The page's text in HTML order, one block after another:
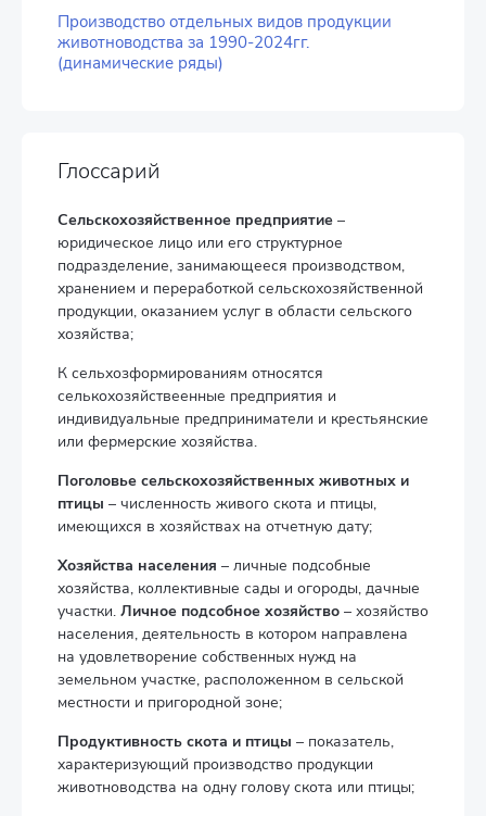
Производство отдельных видов продукции
животноводства за 1990-2024гг.
(динамические ряды)
Глоссарий
Сельскохозяйственное предприятие –
юридическое лицо или его структурное
подразделение, занимающееся производством,
хранением и переработкой сельскохозяйственной
продукции, оказанием услуг в области сельского
хозяйства;
К сельхозформированиям относятся
селькохозяйствеенные предприятия и
индивидуальные предприниматели и крестьянские
или фермерские хозяйства.
Поголовье сельскохозяйственных животных и
птицы – численность живого скота и птицы,
имеющихся в хозяйствах на отчетную дату;
Хозяйства населения – личные подсобные
хозяйства, коллективные сады и огороды, дачные
участки. Личное подсобное хозяйство – хозяйство
населения, деятельность в котором направлена
на удовлетворение собственных нужд на
земельном участке, расположенном в сельской
местности и пригородной зоне;
Продуктивность скота и птицы – показатель,
характеризующий производство продукции
животноводства на одну голову скота или птицы;